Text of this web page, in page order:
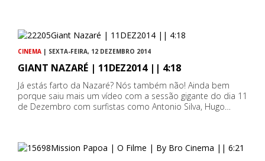
CINEMA | SEXTA-FEIRA, 12 DEZEMBRO 2014
GIANT NAZARÉ | 11DEZ2014 || 4:18
Já estás farto da Nazaré? Nós também não! Ainda bem
porque saiu mais um vídeo com a sessão gigante do dia 11
de Dezembro com surfistas como Antonio Silva, Hugo…